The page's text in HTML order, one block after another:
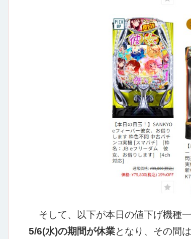
そして、以下が本日の値下げ機種一
5/6(水)の期間が休業となり、その間